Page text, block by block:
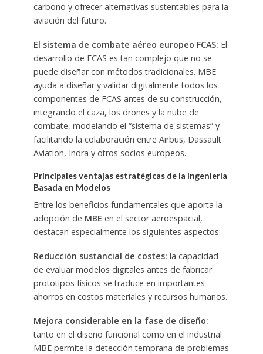
carbono y ofrecer alternativas sustentables para la
aviación del futuro.
El sistema de combate aéreo europeo FCAS: El
desarrollo de FCAS es tan complejo que no se
puede diseñar con métodos tradicionales. MBE
ayuda a diseñar y validar digitalmente todos los
componentes de FCAS antes de su construcción,
integrando el caza, los drones y la nube de
combate, modelando el “sistema de sistemas” y
facilitando la colaboración entre Airbus, Dassault
Aviation, Indra y otros socios europeos.
Principales ventajas estratégicas de la Ingeniería
Basada en Modelos
Entre los beneficios fundamentales que aporta la
adopción de MBE en el sector aeroespacial,
destacan especialmente los siguientes aspectos:
Reducción sustancial de costes: la capacidad
de evaluar modelos digitales antes de fabricar
prototipos físicos se traduce en importantes
ahorros en costos materiales y recursos humanos.
Mejora considerable en la fase de diseño:
tanto en el diseño funcional como en el industrial
MBE permite la detección temprana de problemas